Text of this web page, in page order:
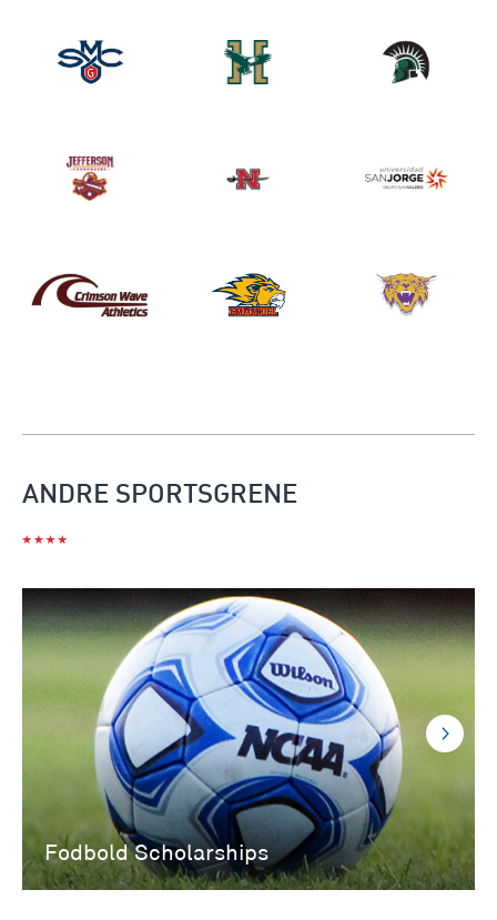
ANDRE SPORTSGRENE
Fodbold Scholarships